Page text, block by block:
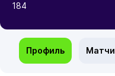
184
Профиль Матчи